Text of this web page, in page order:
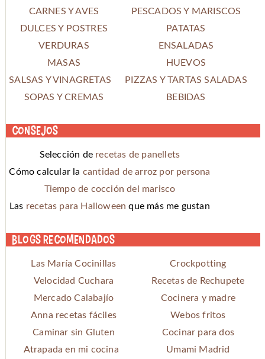
CARNES Y AVES
PESCADOS Y MARISCOS
DULCES Y POSTRES
PATATAS
VERDURAS
ENSALADAS
MASAS
HUEVOS
SALSAS Y VINAGRETAS
PIZZAS Y TARTAS SALADAS
SOPAS Y CREMAS
BEBIDAS
Consejos
Selección de recetas de panellets
Cómo calcular la cantidad de arroz por persona
Tiempo de cocción del marisco
Las recetas para Halloween que más me gustan
Blogs recomendados
Las María Cocinillas
Crockpotting
Velocidad Cuchara
Recetas de Rechupete
Mercado Calabajío
Cocinera y madre
Anna recetas fáciles
Webos fritos
Caminar sin Gluten
Cocinar para dos
Atrapada en mi cocina
Umami Madrid